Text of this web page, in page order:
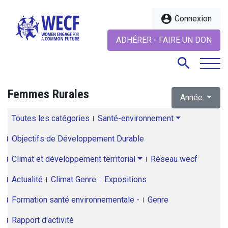
account_circle Connexion
ADHÉRER - FAIRE UN DON
search
Femmes Rurales Année
Toutes les catégories Santé-environnement
Objectifs de Développement Durable
Climat et développement territorial Réseau wecf
Actualité Climat Genre Expositions
Formation santé environnementale - Genre
Rapport d'activité